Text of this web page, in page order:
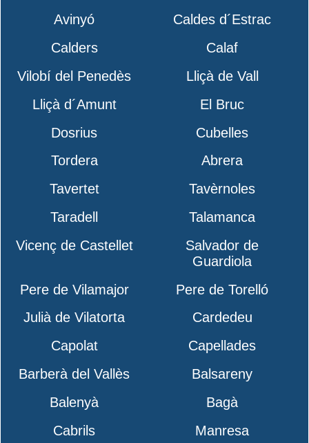
Avinyó
Caldes d´Estrac
Calders
Calaf
Vilobí del Penedès
Lliçà de Vall
Lliçà d´Amunt
El Bruc
Dosrius
Cubelles
Tordera
Abrera
Tavertet
Tavèrnoles
Taradell
Talamanca
Vicenç de Castellet
Salvador de
Guardiola
Pere de Vilamajor
Pere de Torelló
Julià de Vilatorta
Cardedeu
Capolat
Capellades
Barberà del Vallès
Balsareny
Balenyà
Bagà
Cabrils
Manresa